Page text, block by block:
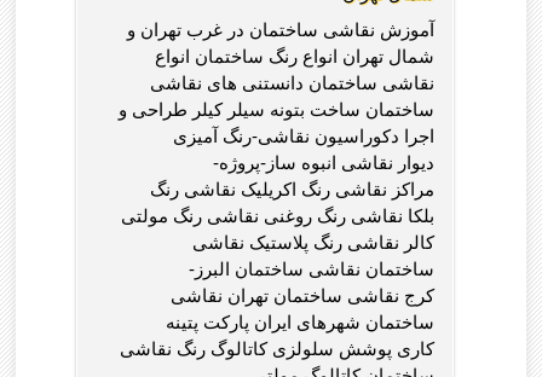
آموزش نقاشی ساختمان در غرب تهران و
شمال تهران انواع رنگ ساختمان انواع
نقاشی ساختمان دانستنی های نقاشی
ساختمان ساخت بتونه سیلر کیلر طراحی و
اجرا دکوراسیون نقاشی-رنگ آمیزی
دیوار نقاشی انبوه ساز-پروژه-
مراکز نقاشی رنگ اکریلیک نقاشی رنگ
بلکا نقاشی رنگ روغنی نقاشی رنگ مولتی
کالر نقاشی رنگ پلاستیک نقاشی
ساختمان نقاشی ساختمان البرز-
کرج نقاشی ساختمان تهران نقاشی
ساختمان شهرهای ایران پارکت پتینه
کاری پوشش سلولزی کاتالوگ رنگ نقاشی